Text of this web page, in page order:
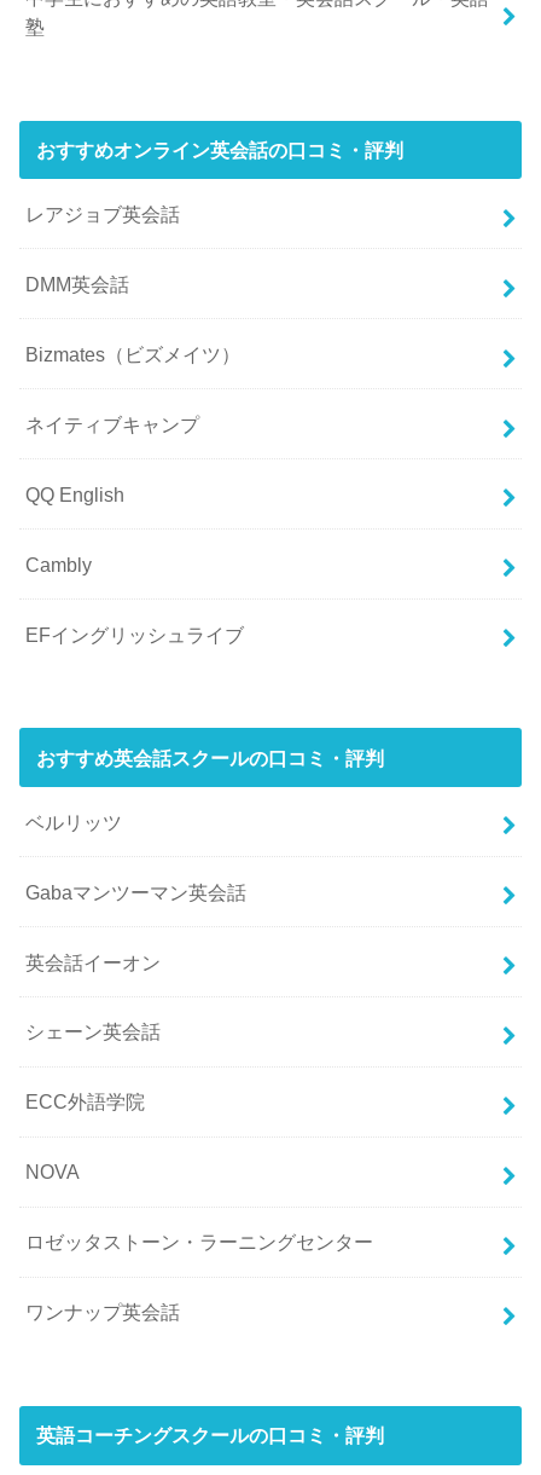
塾
おすすめオンライン英会話の口コミ・評判
レアジョブ英会話
DMM英会話
Bizmates（ビズメイツ）
ネイティブキャンプ
QQ English
Cambly
EFイングリッシュライブ
おすすめ英会話スクールの口コミ・評判
ベルリッツ
Gabaマンツーマン英会話
英会話イーオン
シェーン英会話
ECC外語学院
NOVA
ロゼッタストーン・ラーニングセンター
ワンナップ英会話
英語コーチングスクールの口コミ・評判